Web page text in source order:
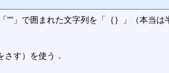
」で囲まれた文字列を「｛｝」（本当
す）を使う．